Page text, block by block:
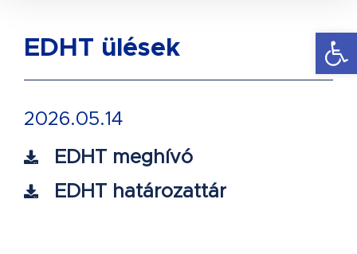
EDHT ülések
2026.05.14
EDHT meghívó
EDHT határozattár